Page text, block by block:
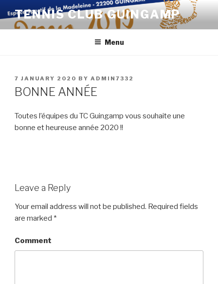
to
content
TENNIS CLUB GUINGAMP
Menu
POSTED
ON
7 JANUARY 2020 BY ADMIN7332
BONNE ANNÉE
Toutes l’équipes du TC Guingamp vous souhaite une
bonne et heureuse année 2020 !!
Leave a Reply
Your email address will not be published. Required fields
are marked *
Comment